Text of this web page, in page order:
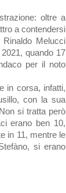
oltre a
a contendersi
Melucci
quando 17
per il noto
in corsa, infatti,
con la sua
si tratta però
erano ben 10,
in 11, mentre le
, si erano